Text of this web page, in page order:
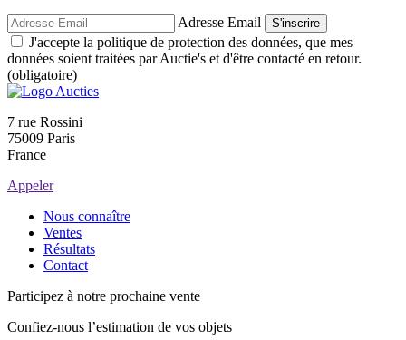
Adresse Email S'inscrire
J'accepte la politique de protection des données, que mes
données soient traitées par Auctie's et d'être contacté en retour.
(obligatoire)
7 rue Rossini
75009 Paris
France
Appeler
Nous connaître
Ventes
Résultats
Contact
Participez à notre prochaine vente
Confiez-nous l’estimation de vos objets